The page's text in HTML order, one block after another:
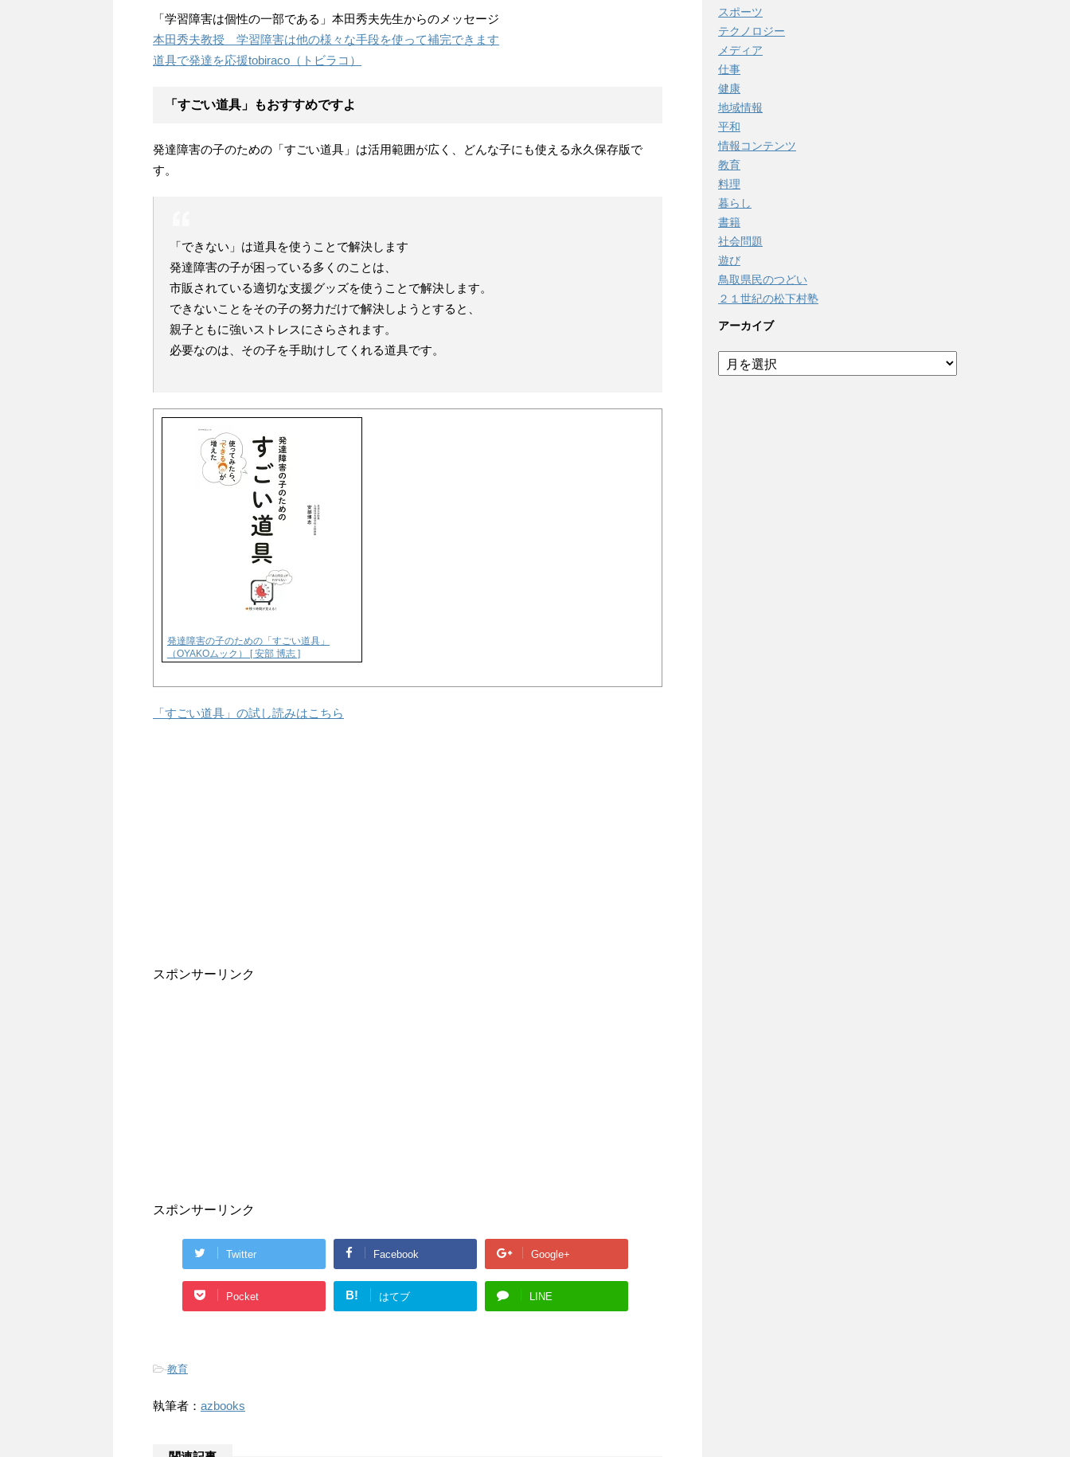
「学習障害は個性の一部である」本田秀夫先生からのメッセージ
本田秀夫教授 学習障害は他の様々な手段を使って補完できます
道具で発達を応援tobiraco（トビラコ）
「すごい道具」もおすすめですよ
発達障害の子のための「すごい道具」は活用範囲が広く、どんな子にも使える永久保存版で
す。
「できない」は道具を使うことで解決します
発達障害の子が困っている多くのことは、
市販されている適切な支援グッズを使うことで解決します。
できないことをその子の努力だけで解決しようとすると、
親子ともに強いストレスにさらされます。
必要なのは、その子を手助けしてくれる道具です。
発達障害の子のための「すごい道具」
（OYAKOムック） [ 安部 博志 ]
「すごい道具」の試し読みはこちら
スポンサーリンク
スポンサーリンク
Twitter Facebook Google+
Pocket B! はてブ LINE
-教育
執筆者： azbooks
スポーツ
テクノロジー
メディア
仕事
健康
地域情報
平和
情報コンテンツ
教育
料理
暮らし
書籍
社会問題
遊び
鳥取県民のつどい
２１世紀の松下村塾
アーカイブ
ア
ー